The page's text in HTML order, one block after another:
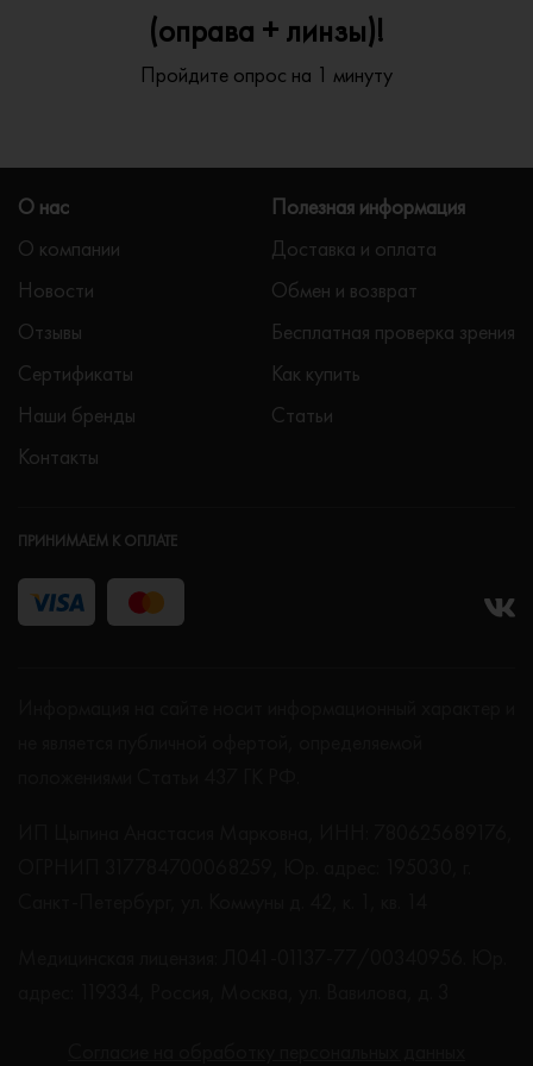
(оправа + линзы)!
Пройдите опрос на 1 минуту
О нас
О компании
Новости
Отзывы
Сертификаты
Наши бренды
Контакты
Полезная информация
Доставка и оплата
Обмен и возврат
Бесплатная проверка зрения
Как купить
Статьи
ПРИНИМАЕМ К ОПЛАТЕ